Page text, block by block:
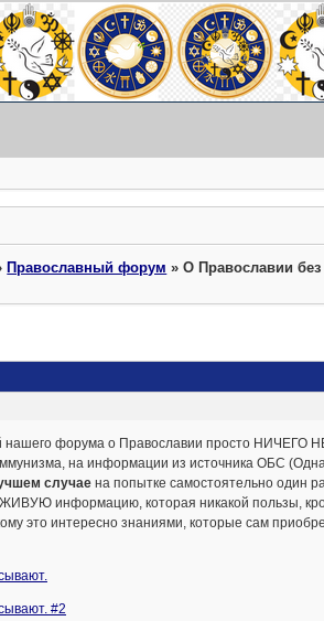
Православный форум »О Православии
форума о Православии просто НИЧЕГО
на информации из источника ОБС
случаена попытке самостоятельно один
информацию, которая никакой пользы,
это интересно знаниями, которые сам
#2